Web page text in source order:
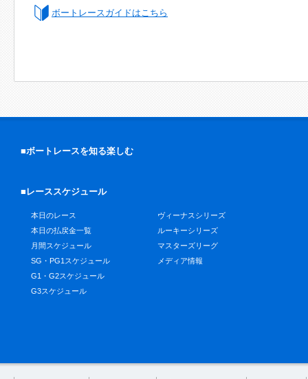
ボートレースガイドはこちら
■ボートレースを知る楽しむ
■レーススケジュール
本日のレース
本日の払戻金一覧
月間スケジュール
SG・PG1スケジュール
G1・G2スケジュール
G3スケジュール
ヴィーナスシリーズ
ルーキーシリーズ
マスターズリーグ
メディア情報